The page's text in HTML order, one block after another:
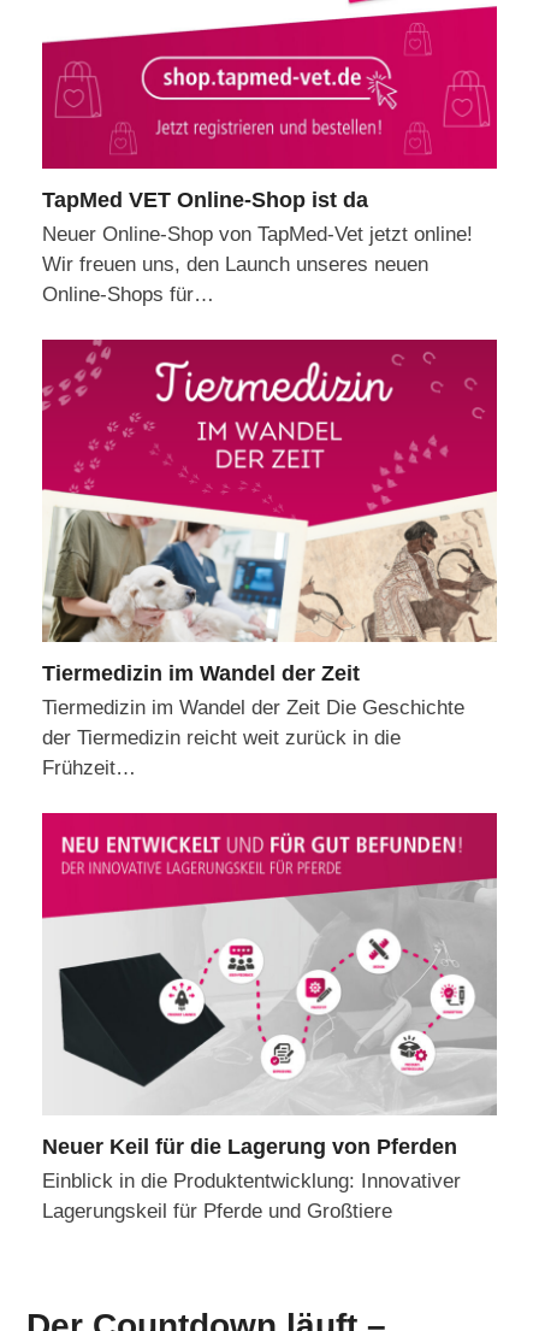
TapMed VET Online-Shop ist da
Neuer Online-Shop von TapMed-Vet jetzt online!
Wir freuen uns, den Launch unseres neuen
Online-Shops für…
Tiermedizin im Wandel der Zeit
Tiermedizin im Wandel der Zeit Die Geschichte
der Tiermedizin reicht weit zurück in die
Frühzeit…
Neuer Keil für die Lagerung von Pferden
Einblick in die Produktentwicklung: Innovativer
Lagerungskeil für Pferde und Großtiere